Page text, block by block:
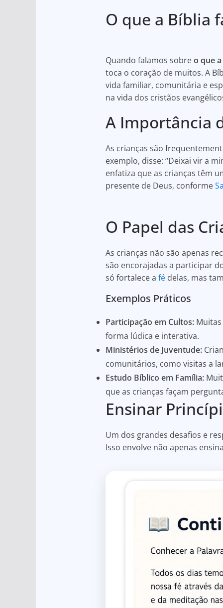
at
A
p
p
c
b
o
o
k
ar
O que a Bíblia
Quando falamos sobreo que
toca o coração de muitos. A
vida familiar, comunitária e
na vida dos cristãos
A Importância
As crianças são
exemplo, disse: “Deixai vir a
enfatiza que as crianças têm
presente de Deus, conforme
O Papel das
As crianças não são apenas
são encorajadas a participar
só fortalece a fé delas, mas
Exemplos Práticos
Participação em Cultos:
forma lúdica e interativa.
Ministérios de Juventude:
comunitários, como visitas a
Estudo Bíblico em Família:
que as crianças façam
Ensinar
Um dos grandes desafios e
Isso envolve não apenas